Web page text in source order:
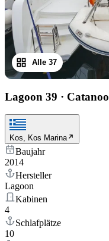
Alle 37
Lagoon 39 · Catanoo
Kos, Kos Marina
Baujahr
2014
Hersteller
Lagoon
Kabinen
4
Schlafplätze
10